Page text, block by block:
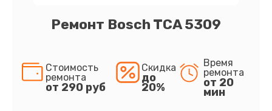
Ремонт Bosch TCA 5309
Стоимость
ремонта
от 290 руб
Скидка
до
20%
Время
ремонта
от 20
мин